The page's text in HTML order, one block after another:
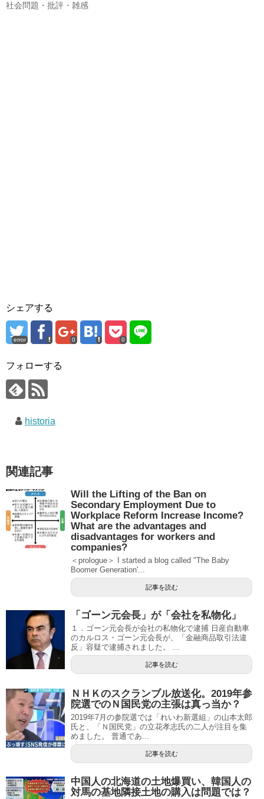
社会問題・批評・雑感
シェアする
error 0 0
フォローする
historia
関連記事
Will the Lifting of the Ban on
Secondary Employment Due to
Workplace Reform Increase Income?
What are the advantages and
disadvantages for workers and
companies?
＜prologue＞ I started a blog called "The Baby
Boomer Generation'...
記事を読む
「ゴーン元会長」が「会社を私物化」
１．ゴーン元会長が会社の私物化で逮捕 日産自動車
のカルロス・ゴーン元会長が、「金融商品取引法違
反」容疑で逮捕されました。 ...
記事を読む
ＮＨＫのスクランブル放送化。2019年参
院選でのＮ国民党の主張は真っ当か？
2019年7月の参院選では「れいわ新選組」の山本太郎
氏と、「Ｎ国民党」の立花孝志氏の二人が注目を集
めました。 普通であ...
記事を読む
中国人の北海道の土地爆買い、韓国人の
対馬の基地隣接土地の購入は問題では？